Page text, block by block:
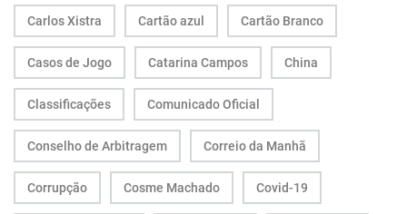
Carlos Xistra Cartão azul Cartão Branco
Casos de Jogo Catarina Campos China
Classificações Comunicado Oficial
Conselho de Arbitragem Correio da Manhã
Corrupção Cosme Machado Covid-19